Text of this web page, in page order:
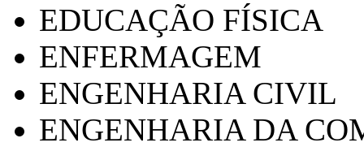
EDUCAÇÃO FÍSICA
ENFERMAGEM
ENGENHARIA CIVIL
ENGENHARIA DA